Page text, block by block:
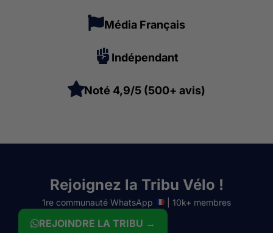
Média Français
Indépendant
Noté 4,9/5 (500+ avis)
Rejoignez la Tribu Vélo !
1re communauté WhatsApp | 10k+ membres
REJOINDRE LA TRIBU →